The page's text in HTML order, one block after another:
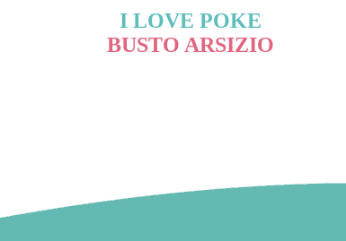
I LOVE POKE
BUSTO ARSIZIO